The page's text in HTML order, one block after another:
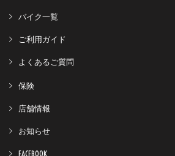
バイク一覧
ご利用ガイド
よくあるご質問
保険
店舗情報
お知らせ
FACEBOOK